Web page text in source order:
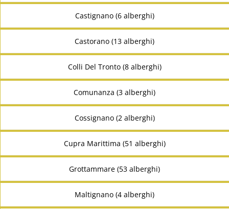
Castignano (6 alberghi)
Castorano (13 alberghi)
Colli Del Tronto (8 alberghi)
Comunanza (3 alberghi)
Cossignano (2 alberghi)
Cupra Marittima (51 alberghi)
Grottammare (53 alberghi)
Maltignano (4 alberghi)